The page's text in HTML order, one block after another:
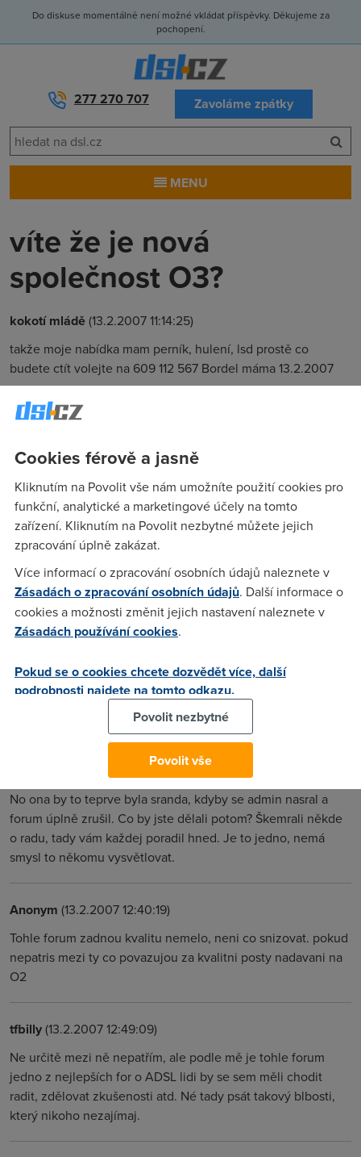
Do diskuse momentálně není možné vkládat příspěvky. Děkujeme za
pochopení.
277 270 707 Zavoláme zpátky
MENU
víte že je nová
společnost O3?
kokotí mládě(13.2.2007 11:14:25)
takže moje nabídka mam perník, hulení, lsd prostě co
budete ctít volejte na 609 112 567 Bordel máma 13.2.2007
to je ilegální
gangsta(13.2.2007 11:20:05)
a koho to kurva zajmá???
tfbilly(13.2.2007 12:23:34)
Nechápu tyhle tragédní příspěvky, akorát zhoršujete kvalitu
tohoto fora, ale o to vám asi jde.
Anonym(13.2.2007 12:35:50)
(13.2.2007 16:10:34)
No ona by to teprve byla sranda, kdyby se admin nasral a
forum úplně zrušil. Co by jste dělali potom? Škemrali někde
o radu, tady vám každej poradil hned. Je to jedno, nemá
smysl to někomu vysvětlovat.
Anonym (13.2.2007 12:40:19)
Tohle forum zadnou kvalitu nemelo, neni co snizovat. pokud
nepatris mezi ty co povazujou za kvalitni posty nadavani na
O2
tfbilly(13.2.2007 12:49:09)
Ne určitě mezi ně nepatřím, ale podle mě je tohle forum
jedno z nejlepších for o ADSL lidi by se sem měli chodit
radit, zdělovat zkušenosti atd. Né tady psát takový blbosti,
který nikoho nezajímaj.
Cookies férově a jasně
Kliknutím na Povolit vše nám umožníte použití cookies pro
funkční, analytické a marketingové účely na tomto
zařízení. Kliknutím na Povolit nezbytné můžete jejich
zpracování úplně zakázat.
Více informací o zpracování osobních údajů naleznete v
Zásadách o zpracování osobních údajů. Další informace o
cookies a možnosti změnit jejich nastavení naleznete v
Zásadách používání cookies.
Pokud se o cookies chcete dozvědět více, další
podrobnosti najdete na tomto odkazu.
Povolit nezbytné
Povolit vše